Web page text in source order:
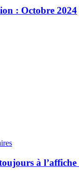
: Octobre 2024
à